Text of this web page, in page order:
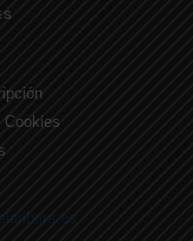
Cookies